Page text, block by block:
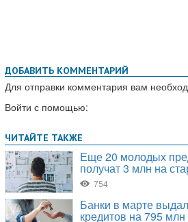
ДОБАВИТЬ КОММЕНТАРИЙ
Для отправки комментария вам
Войти с помощью: